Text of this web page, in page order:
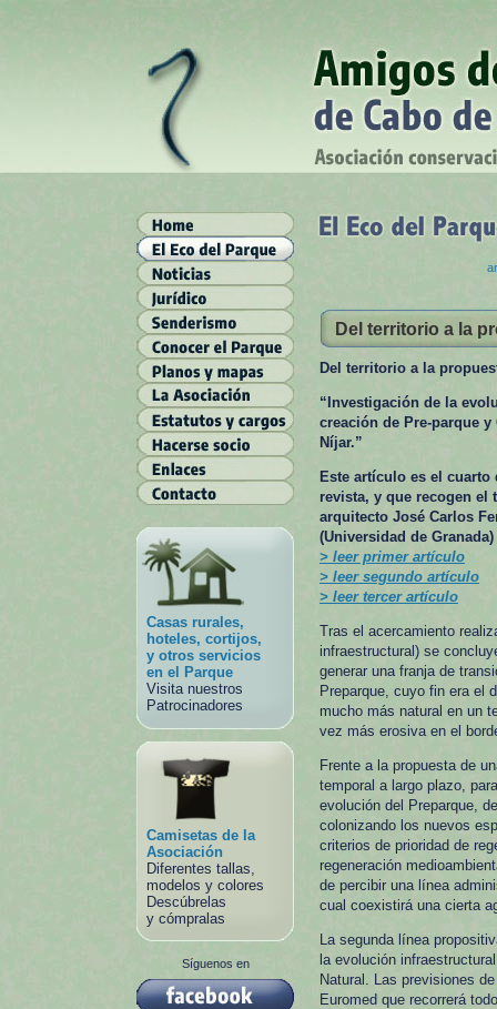
Casas rurales,
hoteles, cortijos,
y otros servicios
en el Parque
Visita nuestros
Patrocinadores
Camisetas de la
Asociación
Diferentes tallas,
modelos y colores
Descúbrelas
y cómpralas
Síguenos en
Del territorio a la
Del territorio a la
“Investigación de la
creación de Pre-parque
Níjar.”
Este artículo es el
revista, y que recogen
arquitecto José Carlos
(Universidad de Granada)
> leer primer artículo
> leer segundo artículo
> leer tercer artículo
Tras el acercamiento
infraestructural) se
generar una franja de
Preparque, cuyo fin era el
mucho más natural en un
vez más erosiva en el
Frente a la propuesta de
temporal a largo plazo,
evolución del Preparque,
colonizando los nuevos
criterios de prioridad de
regeneración
de percibir una línea
cual coexistirá una cierta
La segunda línea
la evolución
Natural. Las previsiones
Euromed que recorrerá